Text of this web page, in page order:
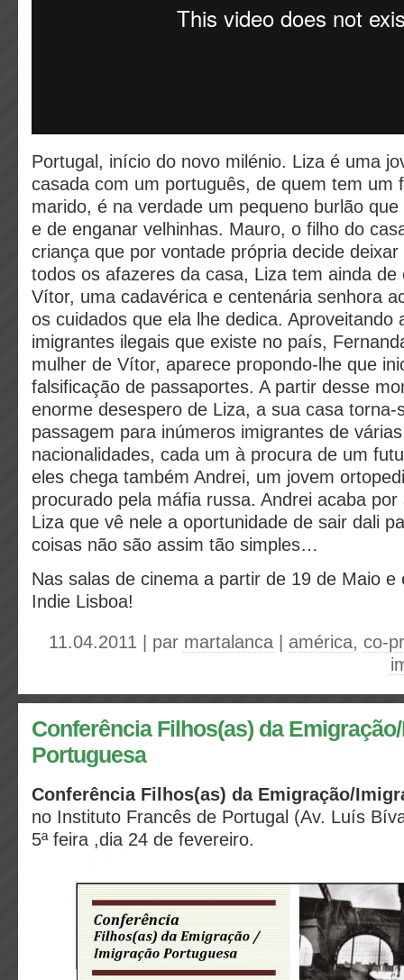
Portugal, início do novo milénio. Liza é uma
casada com um português, de quem tem um
marido, é na verdade um pequeno burlão
e de enganar velhinhas. Mauro, o filho do
criança que por vontade própria decide
todos os afazeres da casa, Liza tem ainda de
Vítor, uma cadavérica e centenária senhora
os cuidados que ela lhe dedica. Aproveitando
imigrantes ilegais que existe no país,
mulher de Vítor, aparece propondo-lhe que
falsificação de passaportes. A partir desse
enorme desespero de Liza, a sua casa torna-
passagem para inúmeros imigrantes de
nacionalidades, cada um à procura de um
eles chega também Andrei, um jovem
procurado pela máfia russa. Andrei acaba
Liza que vê nele a oportunidade de sair dali
coisas não são assim tão simples…
Nas salas de cinema a partir de 19 de Maio e
Indie Lisboa!
11.04.2011 | par martalanca américa, co-
Conferência Filhos(as) da
Portuguesa
Conferência Filhos(as) da Emigração/
no Instituto Francês de Portugal (Av. Luís
5ª feira ,dia 24 de fevereiro.